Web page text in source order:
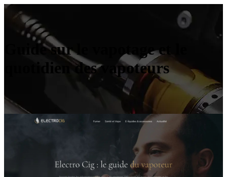
Guide sur le vapotage et le
quotidien des vapoteurs